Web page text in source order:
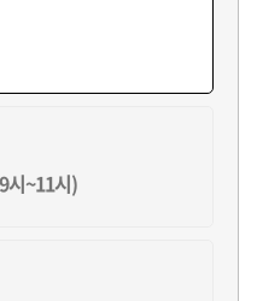
시~11시)